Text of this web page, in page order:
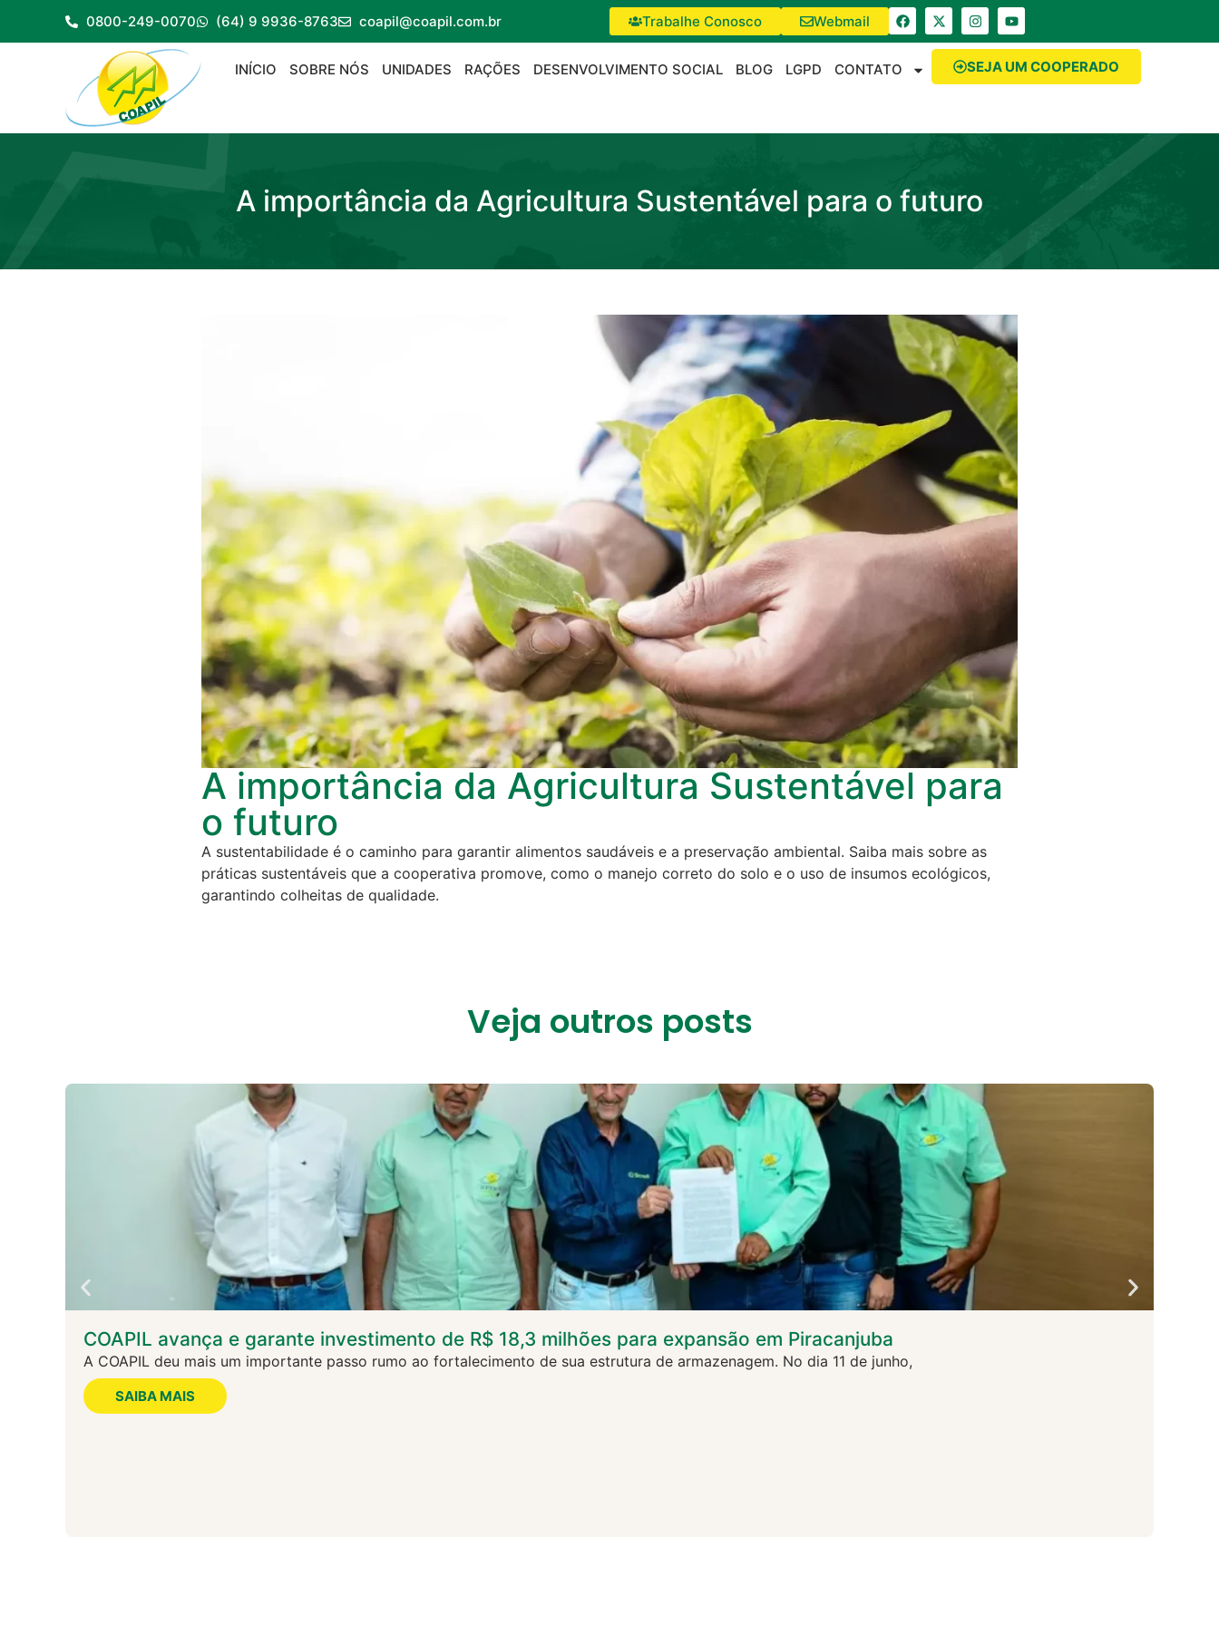
0800-249-0070 (64) 9 9936-8763 coapil@coapil.com.br Trabalhe Conosco Webmail
INÍCIO SOBRE NÓS UNIDADES RAÇÕES DESENVOLVIMENTO SOCIAL BLOG LGPD CONTATO SEJA UM COOPERADO
A importância da Agricultura Sustentável para o futuro
A importância da Agricultura Sustentável para
o futuro
A sustentabilidade é o caminho para garantir alimentos saudáveis e a preservação ambiental. Saiba mais sobre as
práticas sustentáveis que a cooperativa promove, como o manejo correto do solo e o uso de insumos ecológicos,
garantindo colheitas de qualidade.
Veja outros posts
COAPIL avança e garante investimento de R$ 18,3 milhões para expansão em Piracanjuba
A COAPIL deu mais um importante passo rumo ao fortalecimento de sua estrutura de armazenagem. No dia 11 de junho,
SAIBA MAIS